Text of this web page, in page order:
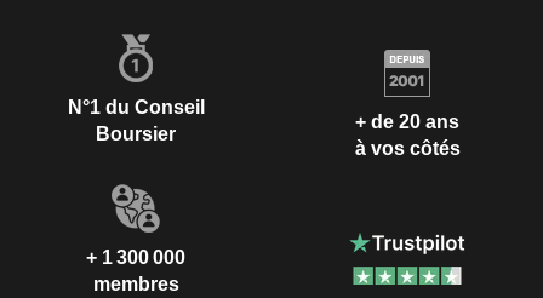
N°1 du Conseil
Boursier
+ de 20 ans
à vos côtés
+ 1 300 000
membres